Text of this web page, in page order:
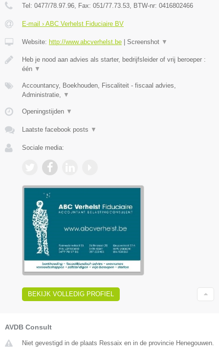
Tel: 0477/78.97.96, Fax: 051/77.73.53, BTW-nr: 0416802466
E-mail › ABC Verhelst Fiduciaire BV
Website: http://www.abcverhelst.be Screenshot ▼
Heb je nood aan advies als starter, bedrijfsleider of vrij beroeper :
één ▼
Accountancy, Boekhouden, Fiscaliteit - fiscaal advies,
Administratie, ▼
Openingstijden ▼
Laatste facebook posts ▼
Sociale media:
BEKIJK VOLLEDIG PROFIEL
AVDB Consult
Niet gevestigd in de plaats Ressaix en in de provincie Henegouwen.